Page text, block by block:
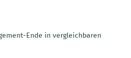
Ende in vergleichbaren